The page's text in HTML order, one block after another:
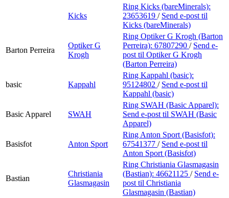
Kicks
Ring Kicks (bareMinerals):
23653619 / Send e-post til
Kicks (bareMinerals)
Barton Perreira
Optiker G
Krogh
Ring Optiker G Krogh (Barton
Perreira): 67807290 / Send e-
post til Optiker G Krogh
(Barton Perreira)
basic Kappahl
Ring Kappahl (basic):
95124802 / Send e-post til
Kappahl (basic)
Basic Apparel SWAH
Ring SWAH (Basic Apparel):
Send e-post til SWAH (Basic
Apparel)
Basisfot Anton Sport
Ring Anton Sport (Basisfot):
67541377 / Send e-post til
Anton Sport (Basisfot)
Bastian
Christiania
Glasmagasin
Ring Christiania Glasmagasin
(Bastian): 46621125 / Send e-
post til Christiania
Glasmagasin (Bastian)